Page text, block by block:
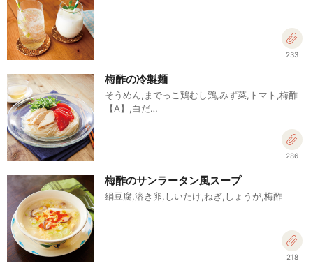
233
梅酢の冷製麺
そうめん,までっこ鶏むし鶏,みず菜,トマト,梅酢
【A】,白だ…
286
梅酢のサンラータン風スープ
絹豆腐,溶き卵,しいたけ,ねぎ,しょうが,梅酢
218